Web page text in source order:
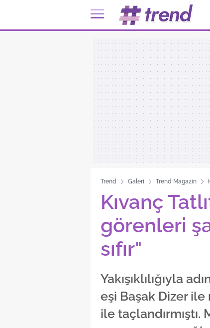
Trend Galeri Trend Magazin
Kıvanç
görenleri
sıfır"
Yakışıklılığıyla
eşi Başak Dizer ile
ile